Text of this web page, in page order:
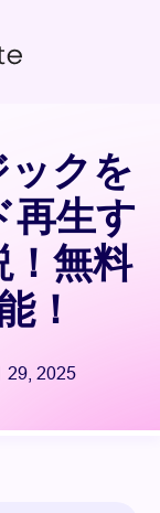
ックを
再生す
！無料
！
29, 2025